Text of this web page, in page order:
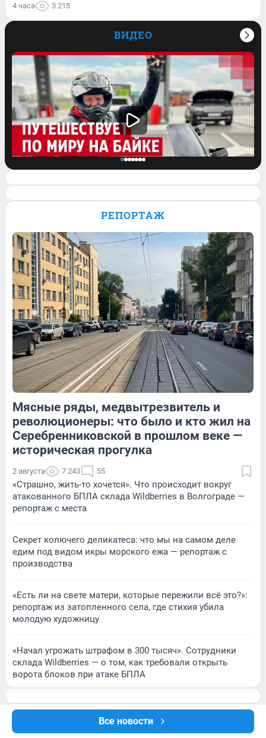
Все новости
4 часа 3 215
ВИДЕО
Европе: как байкер путешествует по
52 1
31 Обсудить 281 2
64 Обсудить 16 Обсудить
РЕПОРТАЖ
Мясные ряды, медвытрезвитель и
революционеры: что было и кто жил на
Серебренниковской в прошлом веке —
историческая прогулка
2 августа 7 243 55
«Страшно, жить-то хочется». Что происходит вокруг
атакованного БПЛА склада Wildberries в Волгограде —
репортаж с места
Секрет колючего деликатеса: что мы на самом деле
едим под видом икры морского ежа — репортаж с
производства
«Есть ли на свете матери, которые пережили всё это?»:
репортаж из затопленного села, где стихия убила
молодую художницу
«Начал угрожать штрафом в 300 тысяч». Сотрудники
склада Wildberries — о том, как требовали открыть
ворота блоков при атаке БПЛА